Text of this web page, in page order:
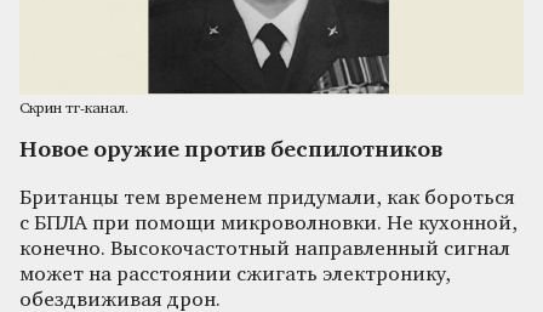
Скрин тг-канал.
Новое оружие против беспилотников
Британцы тем временем придумали, как бороться
с БПЛА при помощи микроволновки. Не кухонной,
конечно. Высокочастотный направленный сигнал
может на расстоянии сжигать электронику,
обездвиживая дрон.